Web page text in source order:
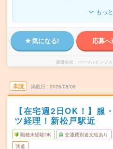
もっ
気になる! 応募へ
派遣会社 パーソルテンプ
未読 掲載日 2026/08/08
【在宅週2日OK！】服
ツ経理！新松戸駅近
職種未経験OK 交通費別途支給あり
派遣